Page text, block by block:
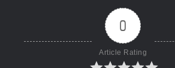
0
Article Rating